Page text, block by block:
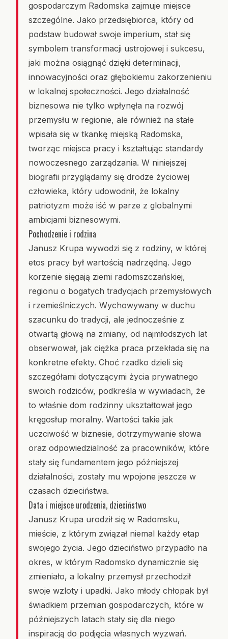
gospodarczym Radomska zajmuje miejsce
szczególne. Jako przedsiębiorca, który od
podstaw budował swoje imperium, stał się
symbolem transformacji ustrojowej i sukcesu,
jaki można osiągnąć dzięki determinacji,
innowacyjności oraz głębokiemu zakorzenieniu
w lokalnej społeczności. Jego działalność
biznesowa nie tylko wpłynęła na rozwój
przemysłu w regionie, ale również na stałe
wpisała się w tkankę miejską Radomska,
tworząc miejsca pracy i kształtując standardy
nowoczesnego zarządzania. W niniejszej
biografii przyglądamy się drodze życiowej
człowieka, który udowodnił, że lokalny
patriotyzm może iść w parze z globalnymi
ambicjami biznesowymi.
Pochodzenie i rodzina
Janusz Krupa wywodzi się z rodziny, w której
etos pracy był wartością nadrzędną. Jego
korzenie sięgają ziemi radomszczańskiej,
regionu o bogatych tradycjach przemysłowych
i rzemieślniczych. Wychowywany w duchu
szacunku do tradycji, ale jednocześnie z
otwartą głową na zmiany, od najmłodszych lat
obserwował, jak ciężka praca przekłada się na
konkretne efekty. Choć rzadko dzieli się
szczegółami dotyczącymi życia prywatnego
swoich rodziców, podkreśla w wywiadach, że
to właśnie dom rodzinny ukształtował jego
kręgosłup moralny. Wartości takie jak
uczciwość w biznesie, dotrzymywanie słowa
oraz odpowiedzialność za pracowników, które
stały się fundamentem jego późniejszej
działalności, zostały mu wpojone jeszcze w
czasach dzieciństwa.
Data i miejsce urodzenia, dzieciństwo
Janusz Krupa urodził się w Radomsku,
mieście, z którym związał niemal każdy etap
swojego życia. Jego dzieciństwo przypadło na
okres, w którym Radomsko dynamicznie się
zmieniało, a lokalny przemysł przechodził
swoje wzloty i upadki. Jako młody chłopak był
świadkiem przemian gospodarczych, które w
późniejszych latach stały się dla niego
inspiracją do podjęcia własnych wyzwań.